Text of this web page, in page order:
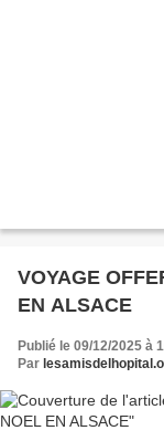
VOYAGE
EN ALSACE
Publié le 09/12/2025 à
Par